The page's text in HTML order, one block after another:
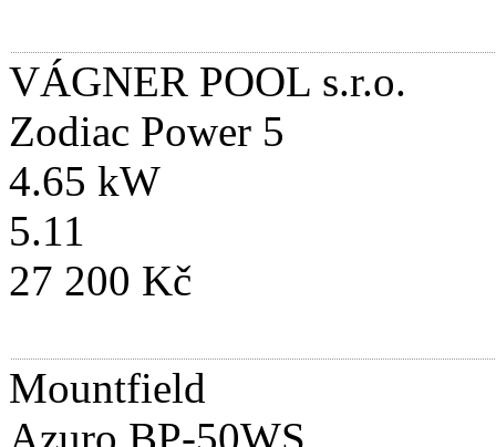
VÁGNER POOL s.r.o.
Zodiac Power 5
4.65 kW
5.11
27 200 Kč
Mountfield